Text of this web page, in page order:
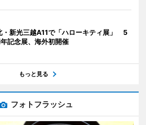
・新光三越A11で「ハローキティ展」 5
記念展、海外初開催
もっと見る
フォトフラッシュ